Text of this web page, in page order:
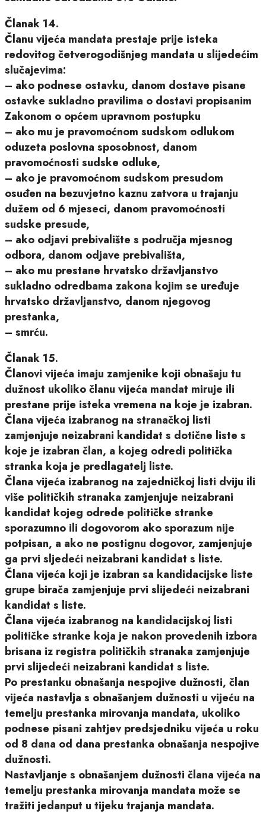
Članak 14.
Članu vijeća mandata prestaje prije isteka
redovitog četverogodišnjeg mandata u slijedećim
slučajevima:
– ako podnese ostavku, danom dostave pisane
ostavke sukladno pravilima o dostavi propisanim
Zakonom o općem upravnom postupku
– ako mu je pravomoćnom sudskom odlukom
oduzeta poslovna sposobnost, danom
pravomoćnosti sudske odluke,
– ako je pravomoćnom sudskom presudom
osuđen na bezuvjetno kaznu zatvora u trajanju
dužem od 6 mjeseci, danom pravomoćnosti
sudske presude,
– ako odjavi prebivalište s područja mjesnog
odbora, danom odjave prebivališta,
– ako mu prestane hrvatsko državljanstvo
sukladno odredbama zakona kojim se uređuje
hrvatsko državljanstvo, danom njegovog
prestanka,
– smrću.
Članak 15.
Članovi vijeća imaju zamjenike koji obnašaju tu
dužnost ukoliko članu vijeća mandat miruje ili
prestane prije isteka vremena na koje je izabran.
Člana vijeća izabranog na stranačkoj listi
zamjenjuje neizabrani kandidat s dotične liste s
koje je izabran član, a kojeg odredi politička
stranka koja je predlagatelj liste.
Člana vijeća izabranog na zajedničkoj listi dviju ili
više političkih stranaka zamjenjuje neizabrani
kandidat kojeg odrede političke stranke
sporazumno ili dogovorom ako sporazum nije
potpisan, a ako ne postignu dogovor, zamjenjuje
ga prvi sljedeći neizabrani kandidat s liste.
Člana vijeća koji je izabran sa kandidacijske liste
grupe birača zamjenjuje prvi slijedeći neizabrani
kandidat s liste.
Člana vijeća izabranog na kandidacijskoj listi
političke stranke koja je nakon provedenih izbora
brisana iz registra političkih stranaka zamjenjuje
prvi slijedeći neizabrani kandidat s liste.
Po prestanku obnašanja nespojive dužnosti, član
vijeća nastavlja s obnašanjem dužnosti u vijeću na
temelju prestanka mirovanja mandata, ukoliko
podnese pisani zahtjev predsjedniku vijeća u roku
od 8 dana od dana prestanka obnašanja nespojive
dužnosti.
Nastavljanje s obnašanjem dužnosti člana vijeća na
temelju prestanka mirovanja mandata može se
tražiti jedanput u tijeku trajanja mandata.